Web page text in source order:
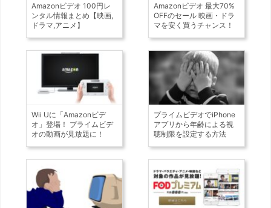
Amazonビデオ 100円レ
ンタル情報まとめ【映画,
ドラマ,アニメ】
Amazonビデオ 最大70%
OFFのセール 映画・ドラ
マを安く買うチャンス！
Wii Uに「Amazonビデ
オ」登場！ プライムビデ
オの動画が見放題に！
プライムビデオでiPhone
アプリから年齢による視
聴制限を設定する方法